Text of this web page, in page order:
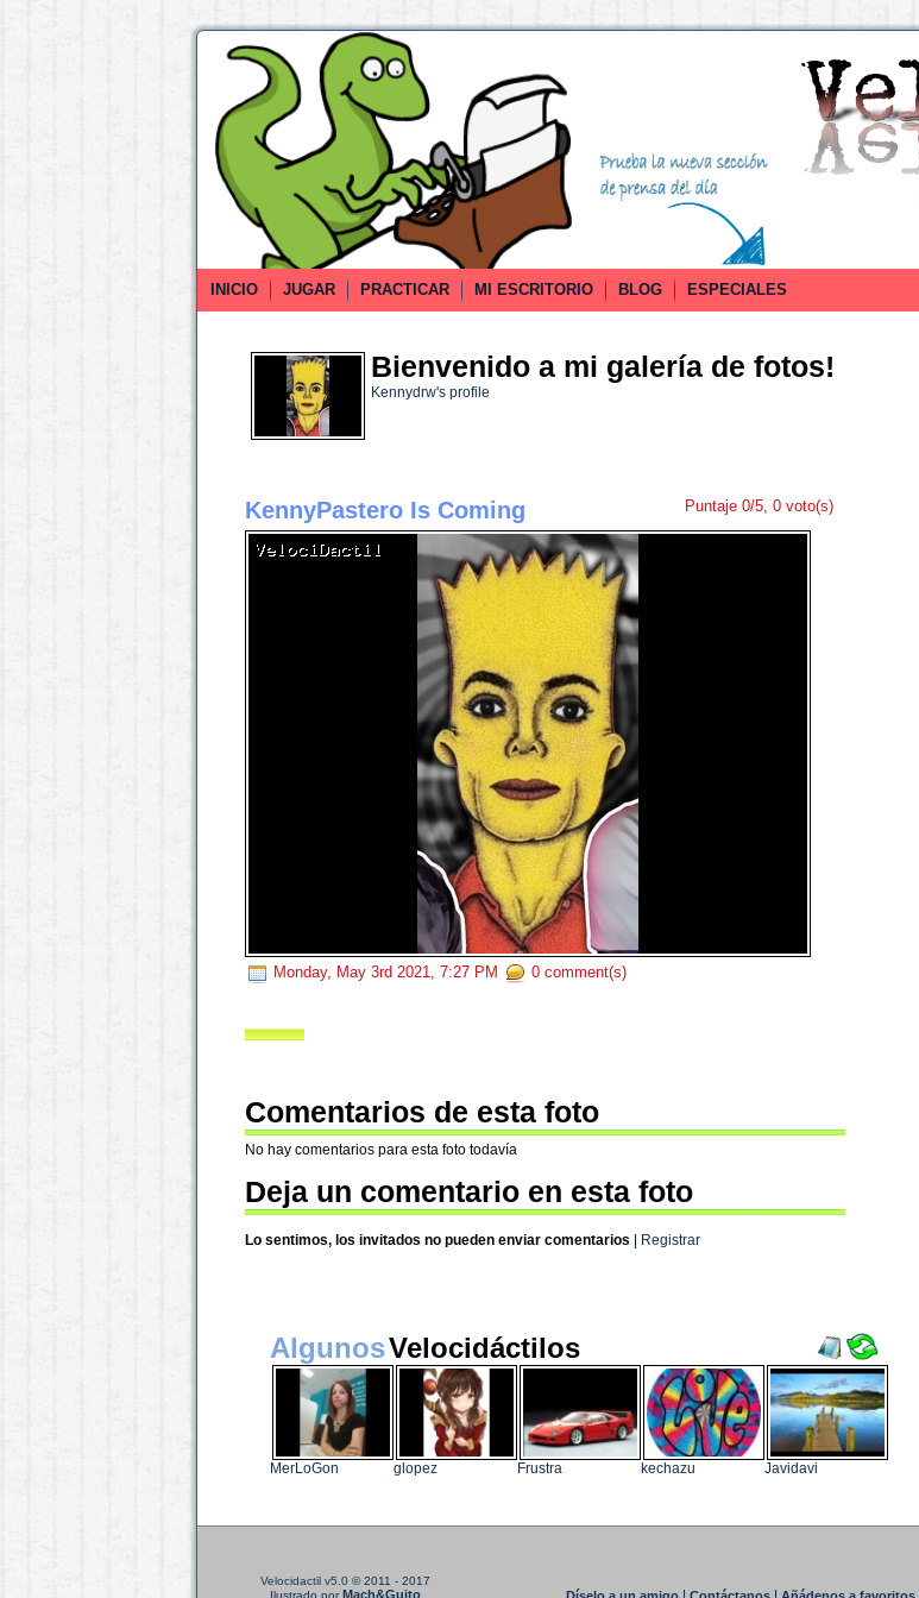
INICIO JUGAR PRACTICAR MI ESCRITORIO BLOG ESPECIALES
Bienvenido a mi galería de fotos!
Kennydrw's profile
KennyPastero Is Coming Puntaje 0/5, 0 voto(s)
Monday, May 3rd 2021, 7:27 PM 0 comment(s)
Comentarios de esta foto
No hay comentarios para esta foto todavía
Deja un comentario en esta foto
Lo sentimos, los invitados no pueden enviar comentarios Registrar
AlgunosVelocidáctilos
MerLoGon glopez Frustra kechazu Javidavi
Velocidactil v5.0 © 2011 - 2017
Ilustrado porMach&Guito